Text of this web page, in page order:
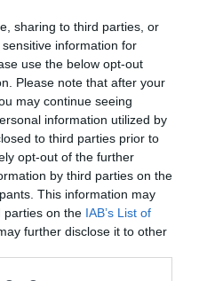
sharing to third parties, or
information for
use the below opt-out
Please note that after your
may continue seeing
information utilized by
to third parties prior to
opt-out of the further
by third parties on the
This information may
parties on the IAB’s List of
further disclose it to other
σπουδών και
σπουδές ή
να πάρετε
ανθρώπους έχετε
και προσωπικό
όπως επίσης γίνεστε
ζήτημα είναι να μην
στο κεφάλι σας
στην επιφάνεια και